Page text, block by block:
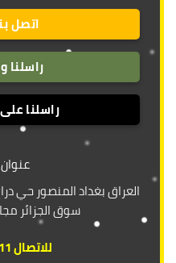
اتصل
راسلنا
راسلنا
العراق بغداد المنصور حي
سوق الجزائر
للاتصال 07700600111